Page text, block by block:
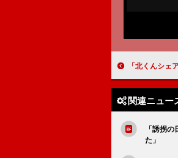
「北くんシェア」“北くん”岩
関連ニュー
「誘拐
た」